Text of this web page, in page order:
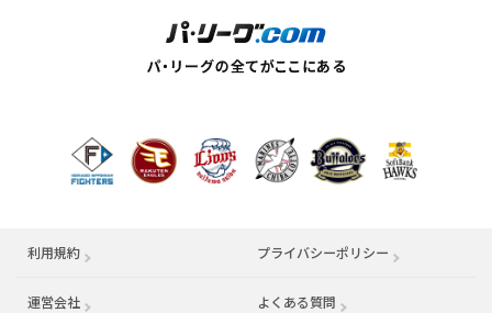
利用規約 プライバシーポリシー
運営会社 （別ウィンドウで開く） よくある質問